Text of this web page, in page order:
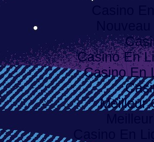
Casino En
Casino En
Meilleur